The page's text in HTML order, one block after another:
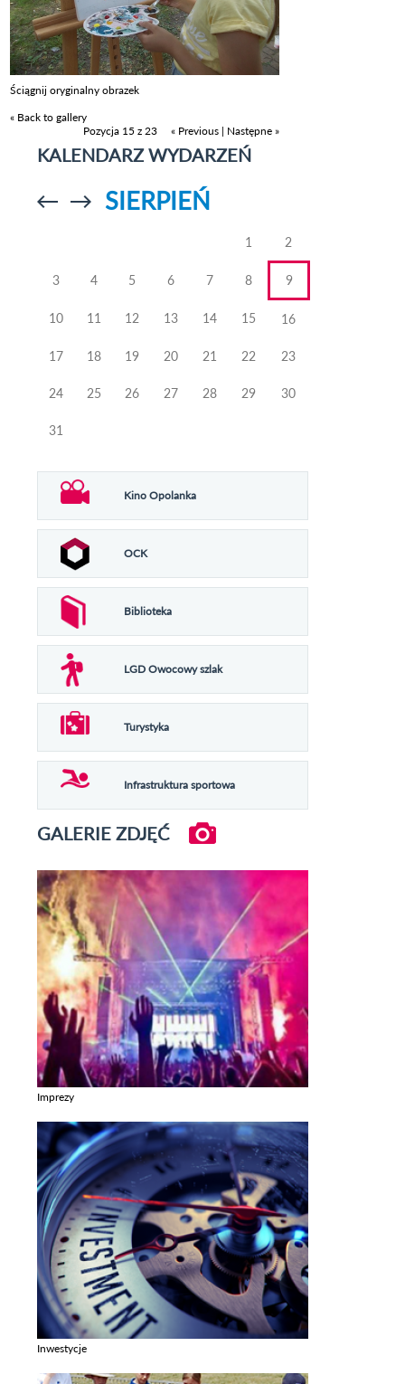
Ściągnij oryginalny obrazek
« Back to gallery
Pozycja 15 z 23
« Previous | Następne »
KALENDARZ WYDARZEŃ
Przejdź doPrzejdź do
SIERPIEŃ
1 2
3 4 5 6 7 8 9
10 11 12 13 14 15 16
17 18 19 20 21 22 23
24 25 26 27 28 29 30
31
Kino Opolanka
OCK
Biblioteka
LGD Owocowy szlak
Turystyka
Infrastruktura sportowa
GALERIE ZDJĘĆ
Imprezy
Inwestycje